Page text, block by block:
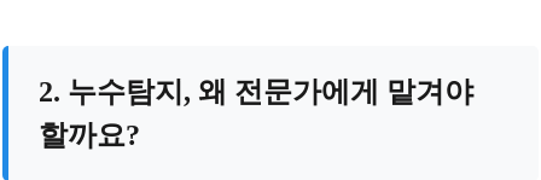
2. 누수탐지, 왜 전문가에게 맡겨야
할까요?